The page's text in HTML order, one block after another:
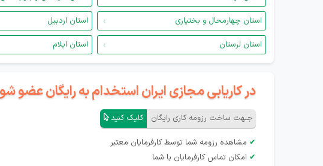
استان چهارمحال و بختیاری
استان اردبیل
استان لرستان
استان ایلام
در کاریابی مجازی ایران استخدام به رایگان عضو
جـهت ساخت رزومه کاری رایگان کلیک کنید
✔ مشاهده رزومه شما توسط کارفرمایان معتبر
✔ امکان تماس کارفرمایان با شما